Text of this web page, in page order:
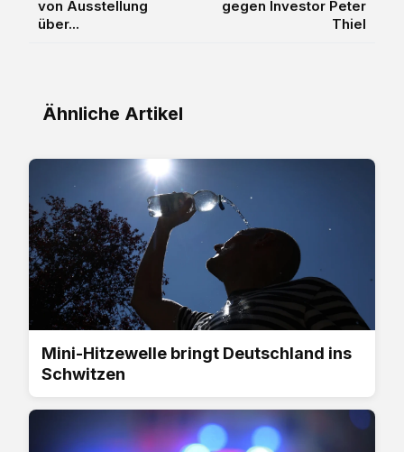
von Ausstellung
über...
gegen Investor Peter
Thiel
Ähnliche Artikel
Mini-Hitzewelle bringt Deutschland ins
Schwitzen